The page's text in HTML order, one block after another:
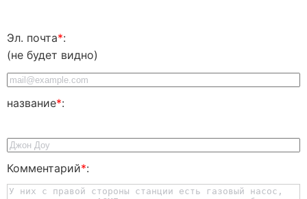
Эл. почта*:
(не будет видно)
название*:
Комментарий*: